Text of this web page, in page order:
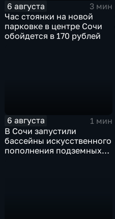
6 августа
3 мин
Час стоянки на новой
парковке в центре Сочи
обойдется в 170 рублей
6 августа
1 мин
В Сочи запустили
бассейны искусственного
пополнения подземных